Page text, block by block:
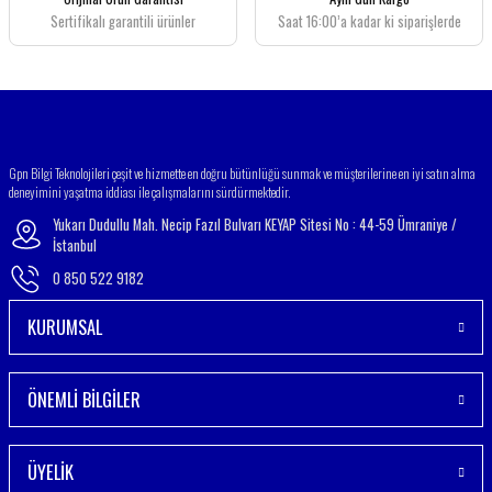
Bu ürüne benzer farklı alternatifler olmalı.
Sertifikalı garantili ürünler
Saat 16:00’a kadar ki siparişlerde
Gpn Bilgi Teknolojileri çeşit ve hizmette en doğru bütünlüğü sunmak ve müşterilerine en iyi satın alma
deneyimini yaşatma iddiası ile çalışmalarını sürdürmektedir.
Yukarı Dudullu Mah. Necip Fazıl Bulvarı KEYAP Sitesi No : 44-59 Ümraniye /
İstanbul
0 850 522 9182
KURUMSAL
ÖNEMLİ BİLGİLER
ÜYELİK